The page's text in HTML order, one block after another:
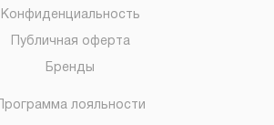
Конфиденциальность
Публичная оферта
Бренды
Программа лояльности